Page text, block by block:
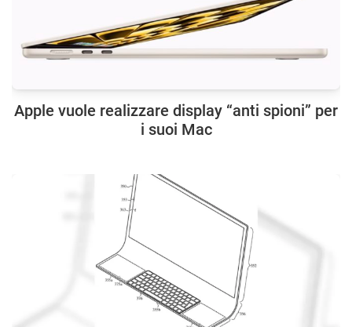
Apple vuole realizzare display “anti spioni” per
i suoi Mac